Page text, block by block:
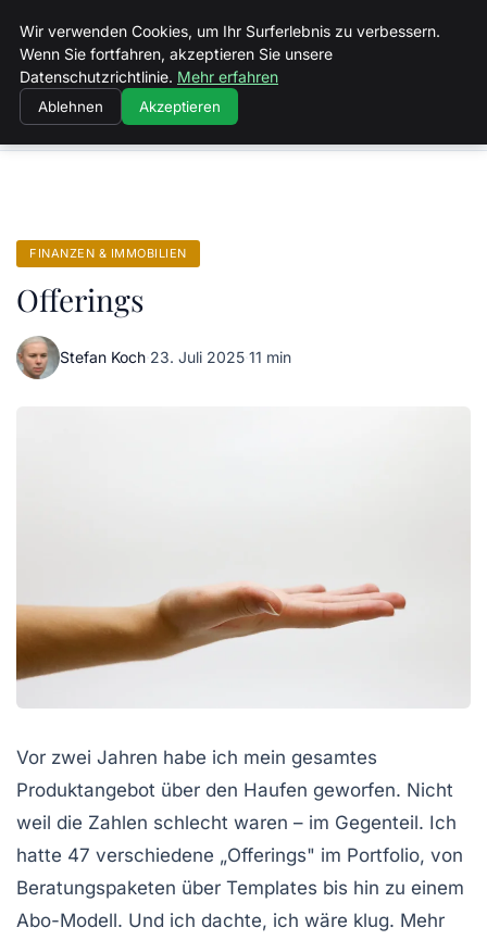
Spiele Wirtschaft
Startseite Finanzen & Immobilien
FINANZEN & IMMOBILIEN
Offerings
Stefan Koch·23. Juli 2025·11 min
Vor zwei Jahren habe ich mein gesamtes
Produktangebot über den Haufen geworfen. Nicht
weil die Zahlen schlecht waren – im Gegenteil. Ich
hatte 47 verschiedene „Offerings" im Portfolio, von
Beratungspaketen über Templates bis hin zu einem
Abo-Modell. Und ich dachte, ich wäre klug. Mehr
Wir verwenden Cookies, um Ihr Surferlebnis zu verbessern.
Wenn Sie fortfahren, akzeptieren Sie unsere
Datenschutzrichtlinie. Mehr erfahren
Ablehnen Akzeptieren